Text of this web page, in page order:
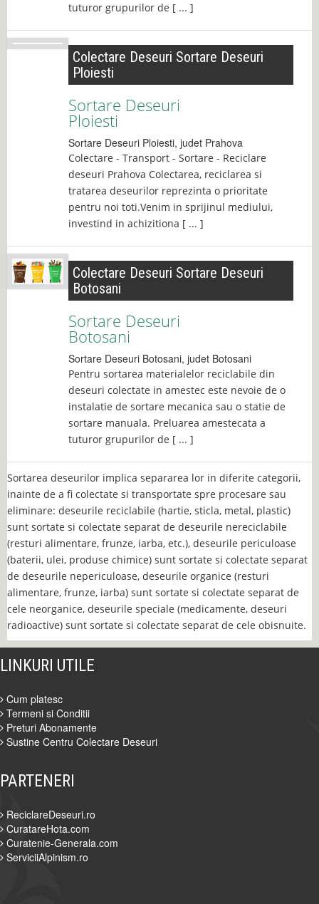
tuturor grupurilor de [ ... ]
Colectare Deseuri Sortare Deseuri
Ploiesti
Sortare Deseuri
Ploiesti
Sortare Deseuri Ploiesti, judet Prahova
Colectare - Transport - Sortare - Reciclare
deseuri Prahova Colectarea, reciclarea si
tratarea deseurilor reprezinta o prioritate
pentru noi toti.Venim in sprijinul mediului,
investind in achizitiona [ ... ]
Colectare Deseuri Sortare Deseuri
Botosani
Sortare Deseuri
Botosani
Sortare Deseuri Botosani, judet Botosani
Pentru sortarea materialelor reciclabile din
deseuri colectate in amestec este nevoie de o
instalatie de sortare mecanica sau o statie de
sortare manuala. Preluarea amestecata a
tuturor grupurilor de [ ... ]
Sortarea deseurilor implica separarea lor in diferite categorii,
inainte de a fi colectate si transportate spre procesare sau
eliminare: deseurile reciclabile (hartie, sticla, metal, plastic)
sunt sortate si colectate separat de deseurile nereciclabile
(resturi alimentare, frunze, iarba, etc.), deseurile periculoase
(baterii, ulei, produse chimice) sunt sortate si colectate separat
de deseurile nepericuloase, deseurile organice (resturi
alimentare, frunze, iarba) sunt sortate si colectate separat de
cele neorganice, deseurile speciale (medicamente, deseuri
radioactive) sunt sortate si colectate separat de cele obisnuite.
LINKURI UTILE
Cum platesc
Termeni si Conditii
Preturi Abonamente
Sustine Centru Colectare Deseuri
PARTENERI
ReciclareDeseuri.ro
CuratareHota.com
Curatenie-Generala.com
ServiciiAlpinism.ro